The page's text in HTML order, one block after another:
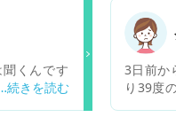
はP
ため、PM
用できる
いパイプラ
くお願い申
ここの
とalsと
ではな
願いい
くんです
もんです
3日前か
り39度